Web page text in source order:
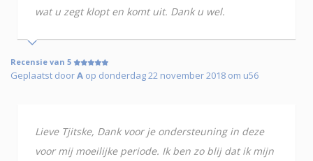
wat u zegt klopt en komt uit. Dank u wel.
Recensie van 5
Geplaatst doorA op donderdag 22 november 2018 om u56
Lieve Tjitske, Dank voor je ondersteuning in deze
voor mij moeilijke periode. Ik ben zo blij dat ik mijn